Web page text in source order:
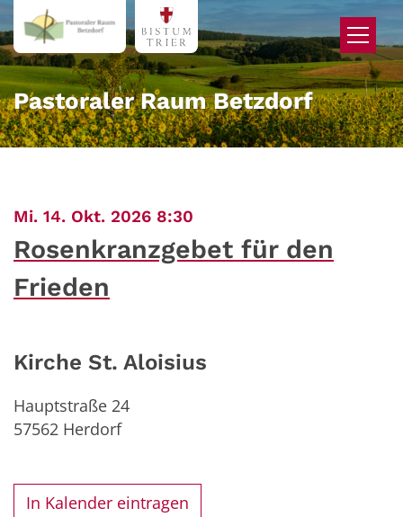
Zum Inhalt springen
Pastoraler Raum Betzdorf
Mi. 14. Okt. 2026 8:30
Rosenkranzgebet für den
Frieden
Kirche St. Aloisius
Hauptstraße 24
57562 Herdorf
In Kalender eintragen